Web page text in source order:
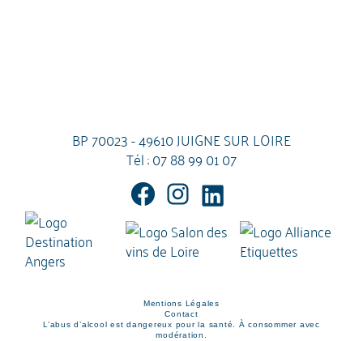
BP 70023 - 49610 JUIGNE SUR LOIRE
Tél :07 88 99 01 07
Mentions Légales
Contact
L’abus d’alcool est dangereux pour la santé. À consommer avec
modération.